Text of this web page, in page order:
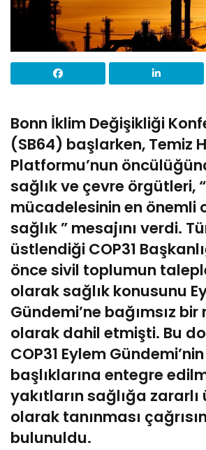
Bonn İklim Değişikliği
(SB64) başlarken, Temiz
Platformu’nun
sağlık ve çevre örgütleri,
mücadelesinin en önemli
sağlık ” mesajını verdi.
üstlendiği COP31
önce sivil toplumun
olarak sağlık konusunu
Gündemi’ne bağımsız
olarak dahil etmişti. Bu
COP31 Eylem
başlıklarına entegre
yakıtların sağlığa zararlı
olarak tanınması
bulunuldu.